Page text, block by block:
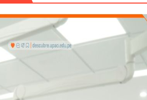
de S/180,000 en premios
en primer semestre de 2026
móvil en el primer semestre de
LA LIBERTAD"